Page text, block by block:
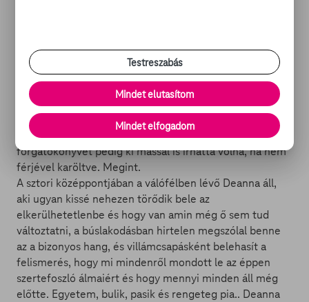
legújabb filmje, A PARTIÁLLAT!. Az Szívek szállodájával
ismertté vált, s bátran kijelenthetjük, hogy az utóbbi
évek egyik legnagyobb és legvadabb komikája, a
Koszorúslányok, a Női szervek, A kém és a Főnök
nyomdokain járva, ismét egy borítékolhatóan könnyesre
nevetős karakter bőrébe bújik majd, a film
forgatókönyvét pedig ki mással is írhatta volna, ha nem
férjével karöltve. Megint.
A sztori középpontjában a válófélben lévő Deanna áll,
aki ugyan kissé nehezen törődik bele az
elkerülhetetlenbe és hogy van amin még ő sem tud
változtatni, a búslakodásban hirtelen megszólal benne
az a bizonyos hang, és villámcsapásként belehasít a
felismerés, hogy mi mindenről mondott le az éppen
szertefoszló álmaiért és hogy mennyi minden áll még
előtte. Egyetem, bulik, pasik és rengeteg pia.. Deanna
Testreszabás
Mindet elutasítom
Mindet elfogadom